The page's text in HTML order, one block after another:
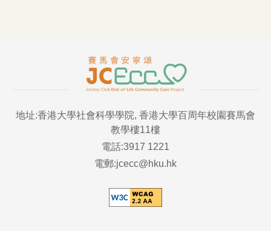
地址:香港大學社會科學學院, 香港大學百周年校園賽馬會
教學樓11樓
電話:3917 1221
電郵:jcecc@hku.hk